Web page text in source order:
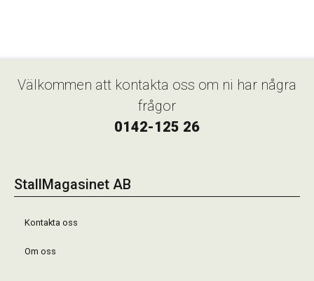
Välkommen att kontakta oss om ni har några
frågor
0142-125 26
StallMagasinet AB
Kontakta oss
Om oss